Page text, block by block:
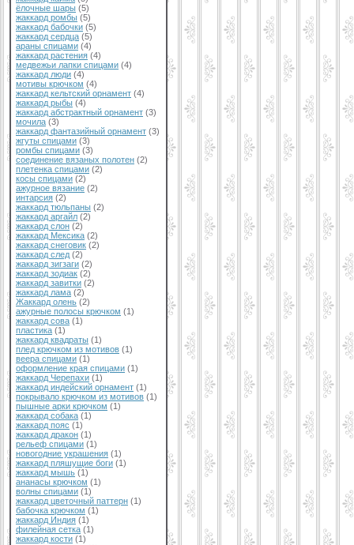
ёлочные шары (5)
жаккард ромбы (5)
жаккард бабочки (5)
жаккард сердца (5)
араны спицами (4)
жаккард растения (4)
медвежьи лапки спицами (4)
жаккард люди (4)
мотивы крючком (4)
жаккард кельтский орнамент (4)
жаккард рыбы (4)
жаккард абстрактный орнамент (3)
мочила (3)
жаккард фантазийный орнамент (3)
жгуты спицами (3)
ромбы спицами (3)
соединение вязаных полотен (2)
плетенка спицами (2)
косы спицами (2)
ажурное вязание (2)
интарсия (2)
жаккард тюльпаны (2)
жаккард аргайл (2)
жаккард слон (2)
жаккард Мексика (2)
жаккард снеговик (2)
жаккард след (2)
жаккард зигзаги (2)
жаккард зодиак (2)
жаккард завитки (2)
жаккард лама (2)
Жаккард олень (2)
ажурные полосы крючком (1)
жаккард сова (1)
пластика (1)
жаккард квадраты (1)
плед крючком из мотивов (1)
веера спицами (1)
оформление края спицами (1)
жаккард Черепахи (1)
жаккард индейский орнамент (1)
покрывало крючком из мотивов (1)
пышные арки крючком (1)
жаккард собака (1)
жаккард пояс (1)
жаккард дракон (1)
рельеф спицами (1)
новогодние украшения (1)
жаккард пляшущие боги (1)
жаккард мышь (1)
ананасы крючком (1)
волны спицами (1)
жаккард цветочный паттерн (1)
бабочка крючком (1)
жаккард Индия (1)
филейная сетка (1)
жаккард кости (1)